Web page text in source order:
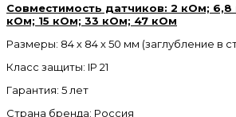
Совместимость датчиков: 2 кОм; 6,8
кОм; 15 кОм; 33 кОм; 47 кОм
Размеры: 84 х 84 х 50 мм (заглубление в
Класс защиты: IP 21
Гарантия: 5 лет
Страна бренда: Россия